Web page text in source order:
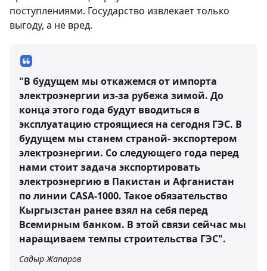
поступлениями. Государство извлекает только
выгоду, а не вред.
"В будущем мы откажемся от импорта
электроэнергии из-за рубежа зимой. До
конца этого года будут вводиться в
эксплуатацию строящиеся на сегодня ГЭС. В
будущем мы станем страной- экспортером
электроэнергии. Со следующего года перед
нами стоит задача экспортировать
электроэнергию в Пакистан и Афганистан
по линии CASA-1000. Такое обязательство
Кыргызстан ранее взял на себя перед
Всемирным банком. В этой связи сейчас мы
наращиваем темпы строительства ГЭС".
Садыр Жапаров